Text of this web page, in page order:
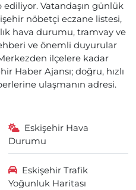
Vatandaşın günlük
nöbetçi eczane listesi,
hava durumu, tramvay ve
ve önemli duyurular
ilçelere kadar
Haber Ajansı; doğru, hızlı
ulaşmanın adresi.
Eskişehir Hava
Durumu
Eskişehir Trafik
Yoğunluk Haritası